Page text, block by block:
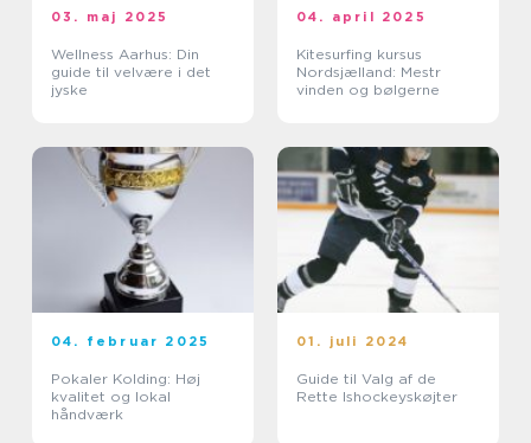
03. maj 2025
Wellness Aarhus: Din
guide til velvære i det
jyske
04. april 2025
Kitesurfing kursus
Nordsjælland: Mestr
vinden og bølgerne
04. februar 2025
Pokaler Kolding: Høj
kvalitet og lokal
håndværk
01. juli 2024
Guide til Valg af de
Rette Ishockeyskøjter